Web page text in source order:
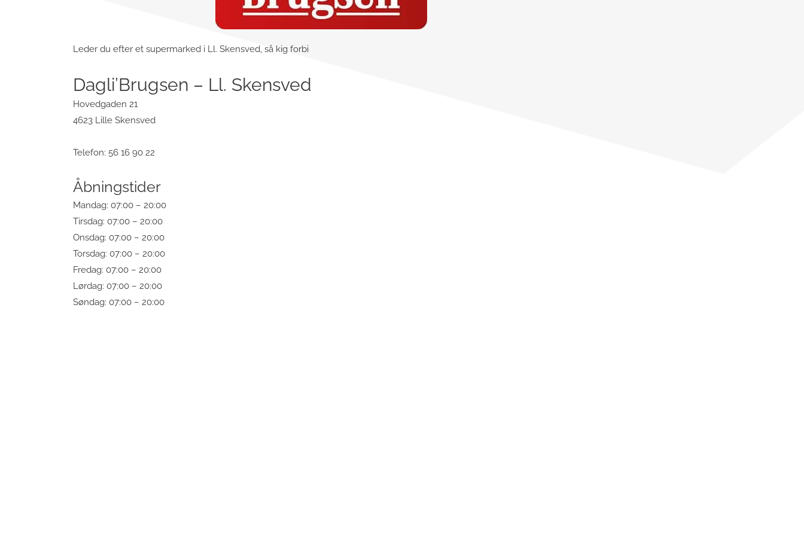
Leder du efter et supermarked i Ll. Skensved, så kig forbi
Dagli’Brugsen – Ll. Skensved
Hovedgaden 21
4623 Lille Skensved
Telefon: 56 16 90 22
Åbningstider
Mandag: 07:00 – 20:00
Tirsdag: 07:00 – 20:00
Onsdag: 07:00 – 20:00
Torsdag: 07:00 – 20:00
Fredag: 07:00 – 20:00
Lørdag: 07:00 – 20:00
Søndag: 07:00 – 20:00